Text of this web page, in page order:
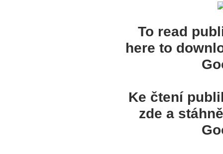
To read
here to
Ke čtení
zde a